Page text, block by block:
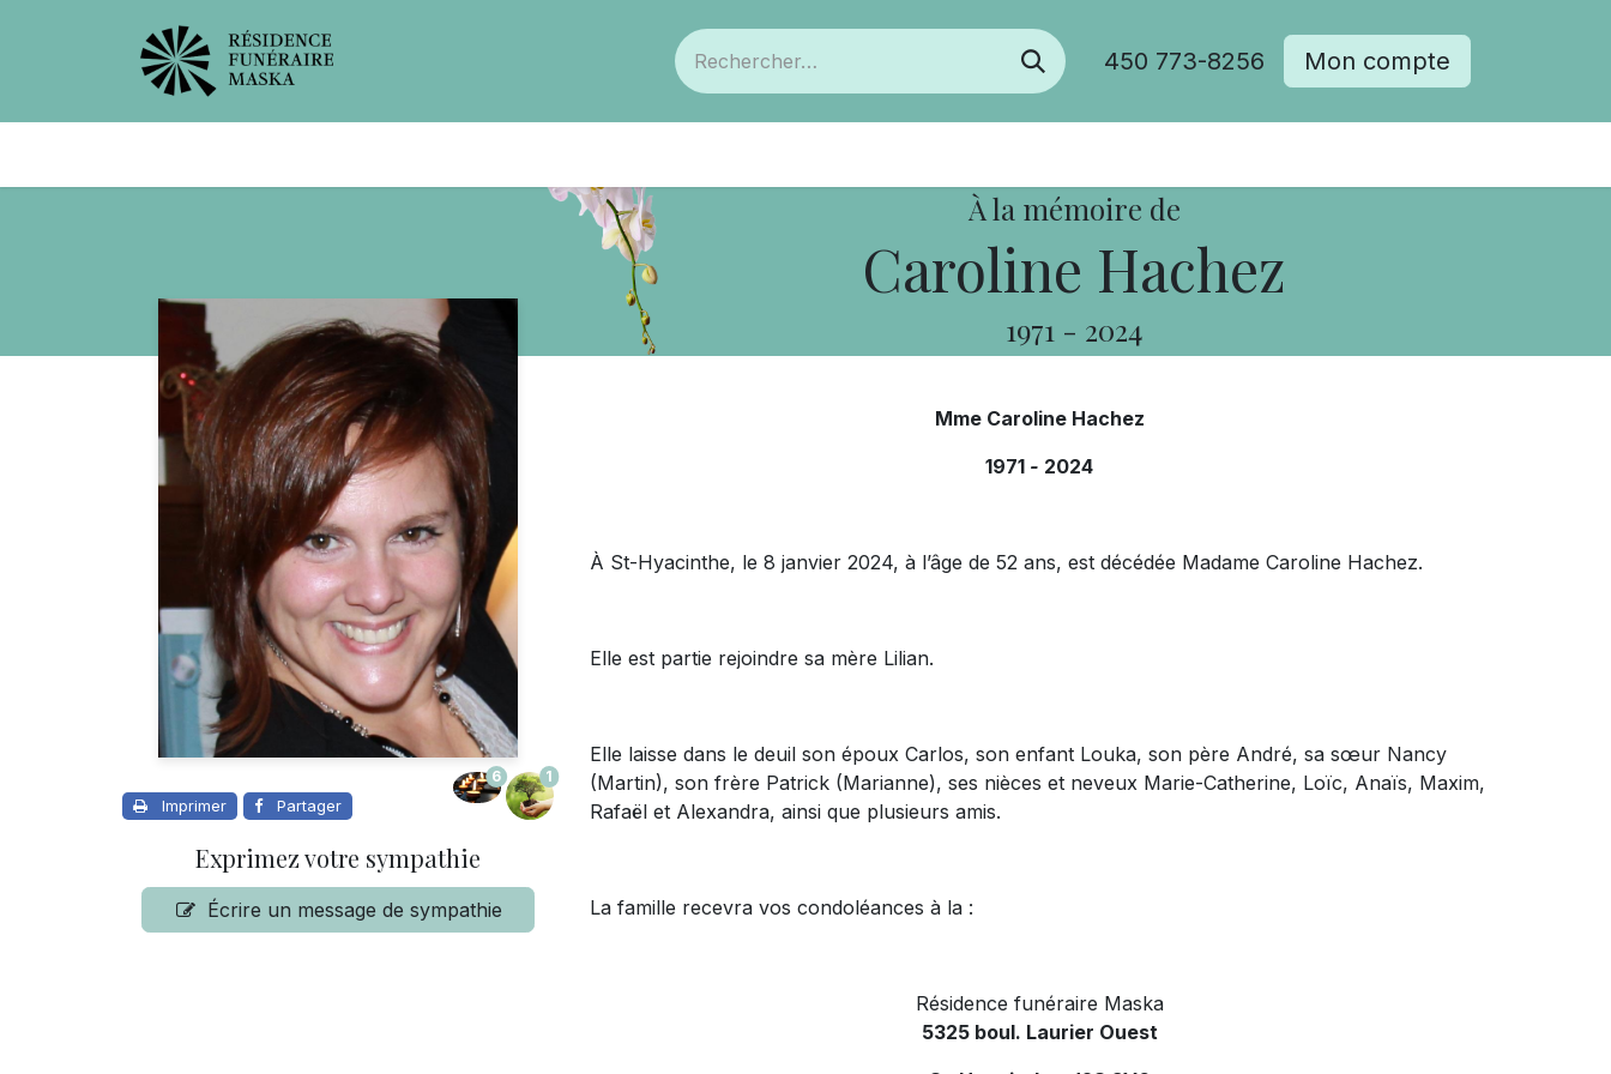
450 773-8256 Mon compte
À la mémoire de
Caroline Hachez
1971 - 2024
Imprimer Partager
6 1
Exprimez votre sympathie
Écrire un message de sympathie
Mme Caroline Hachez
1971 - 2024
À St-Hyacinthe, le 8 janvier 2024, à l’âge de 52 ans, est décédée Madame Caroline Hachez.
Elle est partie rejoindre sa mère Lilian.
Elle laisse dans le deuil son époux Carlos, son enfant Louka, son père André, sa sœur Nancy
(Martin), son frère Patrick (Marianne), ses nièces et neveux Marie-Catherine, Loïc, Anaïs, Maxim,
Rafaël et Alexandra, ainsi que plusieurs amis.
La famille recevra vos condoléances à la :
Résidence funéraire Maska
5325 boul. Laurier Ouest